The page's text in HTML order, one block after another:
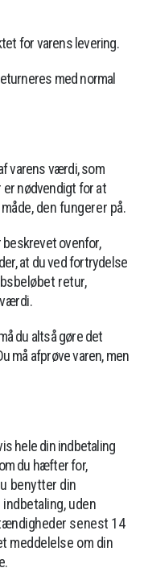
for varens levering.
med normal
varens værdi, som
er nødvendigt for at
den fungerer på.
beskrevet ovenfor,
at du ved fortrydelse
retur,
du altså gøre det
må afprøve varen, men
hele din indbetaling
du hæfter for,
benytter din
uden
senest 14
meddelelse om din